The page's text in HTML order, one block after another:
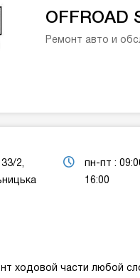
OFFROAD
Ремонт авто и
2,
пн-пт :
16:00
ходовой части любой